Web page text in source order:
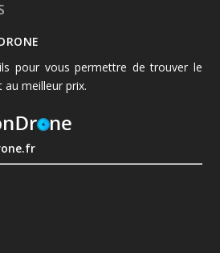
pour vous permettre de trouver le
meilleur prix.